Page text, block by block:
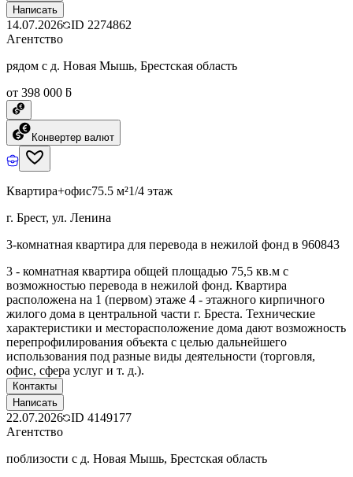
Написать
14.07.2026 ID 2274862
Агентство
рядом с д. Новая Мышь, Брестская область
от 398 000 ƃ
Конвертер валют
Квартира+офис75.5 м²1/4 этаж
г. Брест, ул. Ленина
3-комнатная квартира для перевода в нежилой фонд в 960843
3 - комнатная квартира общей площадью 75,5 кв.м с
возможностью перевода в нежилой фонд. Квартира
расположена на 1 (первом) этаже 4 - этажного кирпичного
жилого дома в центральной части г. Бреста. Технические
характеристики и месторасположение дома дают возможность
перепрофилирования объекта с целью дальнейшего
использования под разные виды деятельности (торговля,
офис, сфера услуг и т. д.).
Контакты
Написать
22.07.2026 ID 4149177
Агентство
поблизости с д. Новая Мышь, Брестская область